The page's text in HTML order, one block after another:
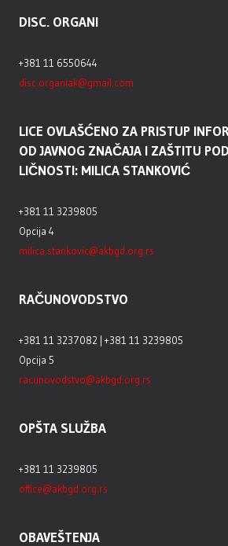
DISC. ORGANI
+381 11 6550644
disc.organiak@gmail.com
LICE OVLAŠĆENO ZA PRISTUP
OD JAVNOG ZNAČAJA I ZAŠTITU
LIČNOSTI: MILICA STANKOVIĆ
+381 11 3239805
Opcija 4
milica.stankovic@akbgd.org.rs
RAČUNOVODSTVO
+381 11 3237082 | +381 11 3239805
Opcija 5
racunovodstvo@akbgd.org.rs
OPŠTA SLUŽBA
+381 11 3239805
office@akbgd.org.rs
OBAVEŠTENJA